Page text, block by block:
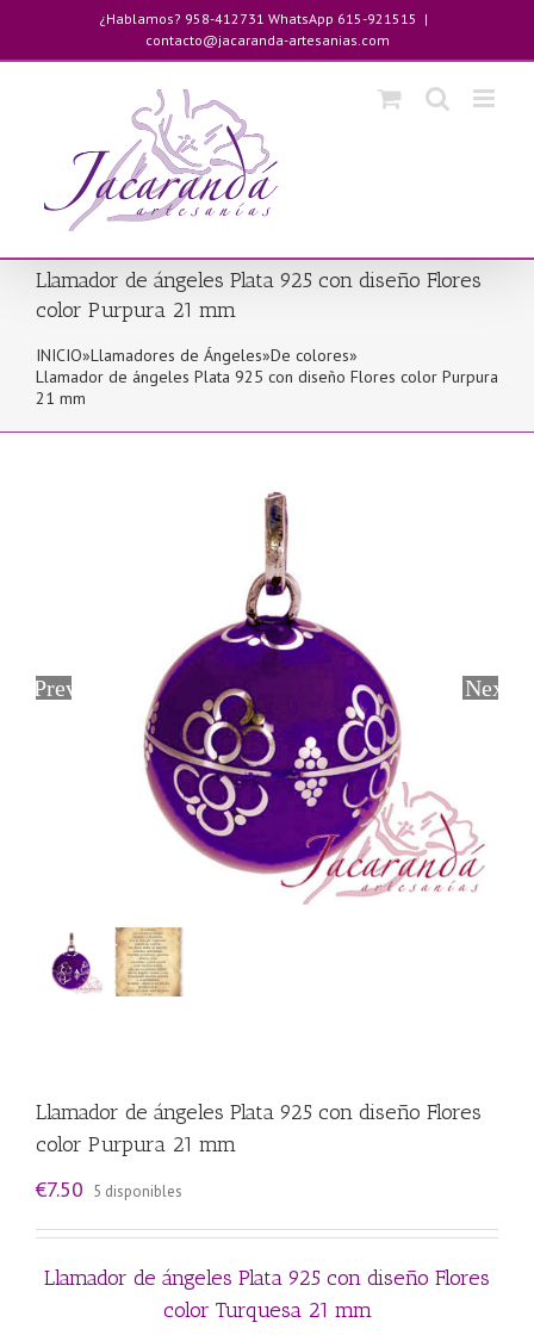
contenido
¿Hablamos? 958-412731 WhatsApp 615-921515 |
contacto@jacaranda-artesanias.com
Llamador de ángeles Plata 925 con diseño Flores
color Purpura 21 mm
INICIO»Llamadores de Ángeles»De colores»
Llamador de ángeles Plata 925 con diseño Flores color Purpura
21 mm
Previous Next
Llamador de ángeles Plata 925 con diseño Flores
color Purpura 21 mm
€7.50 5 disponibles
Llamador de ángeles Plata 925 con diseño Flores
color Turquesa 21 mm